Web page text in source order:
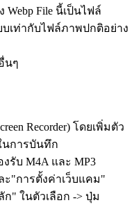
Webp File นี้เป็นไฟล์
เท่ากับไฟล์ภาพปกติอย่าง
นๆ
Recorder) โดยเพิ่มตัว
นการบันทึก
รับ M4A และ MP3
"การตั้งค่าเว็บแคม"
ก" ในตัวเลือก -> ปุ่ม